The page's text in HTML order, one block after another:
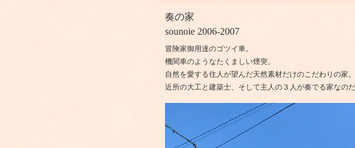
奏の家
sounoie 2006-2007
冒険家御用達のゴツイ車。
機関車のようなたくましい煙突。
自然を愛する住人が望んだ天然素材だけのこだわりの家。
近所の大工と建築士、そして主人の３人が奏でる家なのだ